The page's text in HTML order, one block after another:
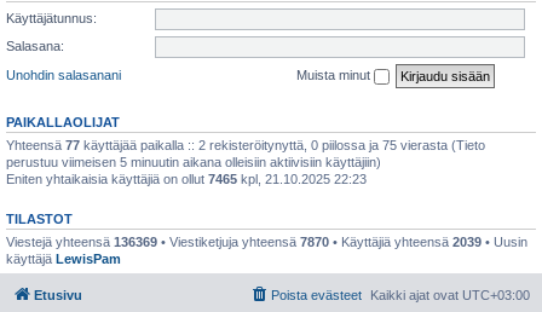
Käyttäjätunnus:
Salasana:
Unohdin salasanani
Muista minut
PAIKALLAOLIJAT
Yhteensä 77 käyttäjää paikalla :: 2 rekisteröitynyttä, 0 piilossa ja 75 vierasta (Tieto
perustuu viimeisen 5 minuutin aikana olleisiin aktiivisiin käyttäjiin)
Eniten yhtaikaisia käyttäjiä on ollut 7465 kpl, 21.10.2025 22:23
TILASTOT
Viestejä yhteensä 136369 • Viestiketjuja yhteensä 7870 • Käyttäjiä yhteensä 2039 • Uusin
käyttäjä LewisPam
Etusivu Kaikki ajat ovat UTC+03:00
Poista evästeet